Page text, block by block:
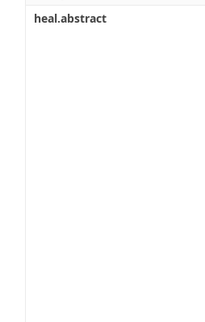
heal.abstract